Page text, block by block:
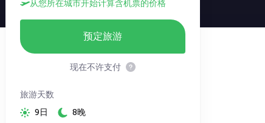
从您所在城市开始计算含机票的价格
预定旅游
现在不许支付
旅游天数
9日
8晚